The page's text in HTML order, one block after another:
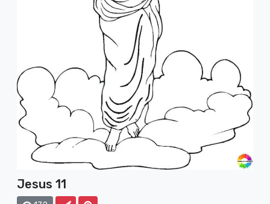
Jesus 11